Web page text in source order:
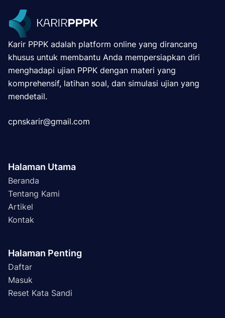
Karir PPPK adalah platform online yang dirancang
khusus untuk membantu Anda mempersiapkan diri
menghadapi ujian PPPK dengan materi yang
komprehensif, latihan soal, dan simulasi ujian yang
mendetail.
cpnskarir@gmail.com
Halaman Utama
Beranda
Tentang Kami
Artikel
Kontak
Halaman Penting
Daftar
Masuk
Reset Kata Sandi